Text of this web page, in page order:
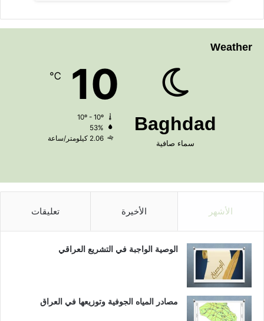
Weather
Baghdad
سماء صافية
10
℃
53%
2.06 كيلومتر/ساعة
الأشهر الأخيرة تعليقات
الوصية الواجبة في التشريع العراقي
مصادر المياه الجوفية وتوزيعها في العراق